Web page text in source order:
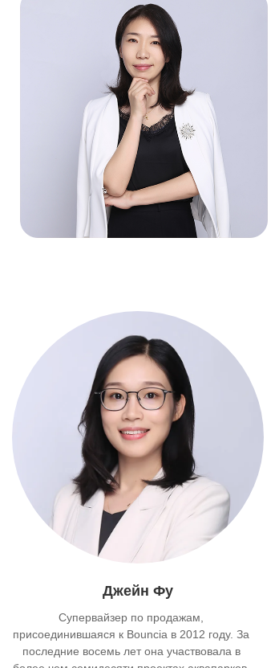
Джейн Фу
Супервайзер по продажам,
присоединившаяся к Bouncia в 2012 году. За
последние восемь лет она участвовала в